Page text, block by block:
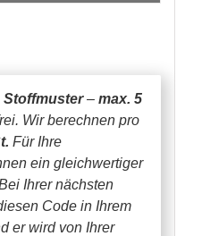
Stoffmuster– max. 5
Wir berechnen pro
Für Ihre
ein gleichwertiger
Ihrer nächsten
Code in Ihrem
er wird von Ihrer